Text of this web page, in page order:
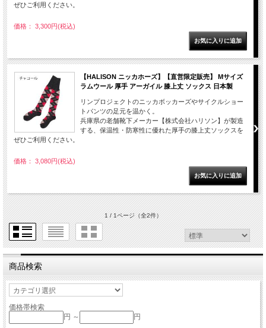
ぜひご利用ください。
価格： 3,300円(税込)
【HALISON ニッカホーズ】【直営限定販売】 Mサイズ
ラムウール 厚手 アーガイル 膝上丈 ソックス 日本製
リンプロジェクトのニッカボッカーズやサイクルショー
トパンツの足元を温かく。
兵庫県の老舗靴下メーカー【株式会社ハリソン】が製造
する、保温性・防寒性に優れた厚手の膝上丈ソックスを
ぜひご利用ください。
価格： 3,080円(税込)
1 / 1ページ（全2件）
商品検索
価格帯検索
円 ～
円